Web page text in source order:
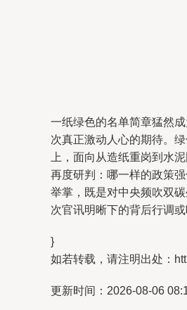
一纸绿色的名单简章猛然
次真正激动人心的期待。
上，面向从造纸重岗到水
再度研判：哪一样的政策
举掌，既是对中央频吹双
次官讯明晰下的背后行调
}
如若转载，请注明出处：
更新时间：2026-08-06